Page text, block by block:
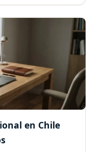
en Chile